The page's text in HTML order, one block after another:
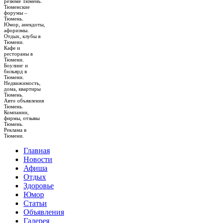
Тюменские
форумы –
Тюмень.
Юмор, анекдоты,
афоризмы.
Отдых, клубы в
Тюмени.
Кафе и
рестораны в
Тюмени.
Боулинг и
бильярд в
Тюмени.
Недвижимость,
дома, квартиры
Тюмень.
Авто объявления
Тюмень.
Компании,
фирмы, отзывы
Тюмень.
Реклама в
Тюмени.
Главная
Новости
Афиша
Отдых
Здоровье
Юмор
Статьи
Объявления
Галерея